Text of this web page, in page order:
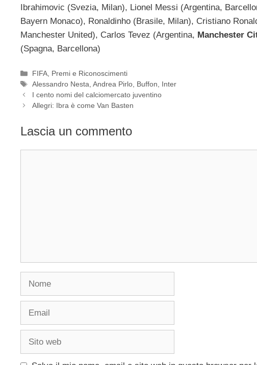
Ibrahimovic (Svezia, Milan), Lionel Messi (Argentina,
Bayern Monaco), Ronaldinho (Brasile, Milan), Cristiano
Manchester United), Carlos Tevez (Argentina, Manchester
(Spagna, Barcellona)
Categorie
FIFA, Premi e Riconoscimenti
Tag
Alessandro Nesta,Andrea Pirlo, Buffon, Inter
I cento nomi del calciomercato juventino
Allegri: Ibra è come Van Basten
Lascia un commento
Nome
Email
Sito